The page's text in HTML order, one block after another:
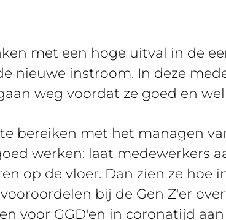
met een hoge uitval in de
nieuwe instroom. In deze
weg voordat ze goed en
bereiken met het managen
werken: laat medewerkers
op de vloer. Dan zien ze hoe
bij de Gen Z'er
voor GGD'en in coronatijd